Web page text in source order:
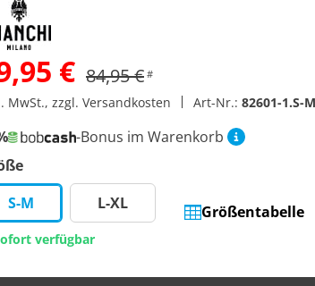
€ 84,95 € #
MwSt., zzgl. Versandkosten Art-Nr.: 82601-1.S-M
-Bonus im Warenkorb
S-M
L-XL Größentabelle
verfügbar